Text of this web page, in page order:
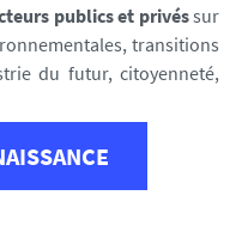
publics et privéssur
transitions
du futur, citoyenneté,